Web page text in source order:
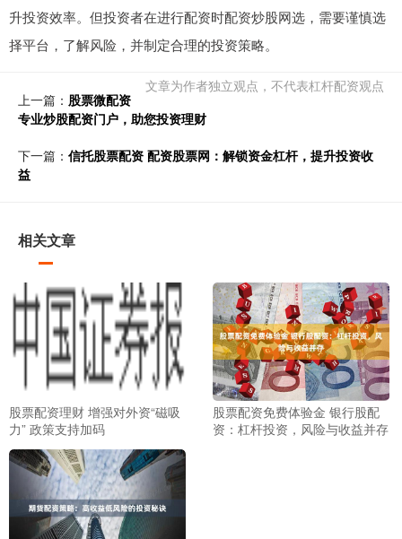
升投资效率。但投资者在进行配资时配资炒股网选，需要谨慎选
择平台，了解风险，并制定合理的投资策略。
文章为作者独立观点，不代表杠杆配资观点
上一篇： 股票微配资
专业炒股配资门户，助您投资理财
下一篇： 信托股票配资 配资股票网：解锁资金杠杆，提升投资收
益
相关文章
股票配资理财 增强对外资“磁吸
力” 政策支持加码
股票配资免费体验金 银行股配
资：杠杆投资，风险与收益并存